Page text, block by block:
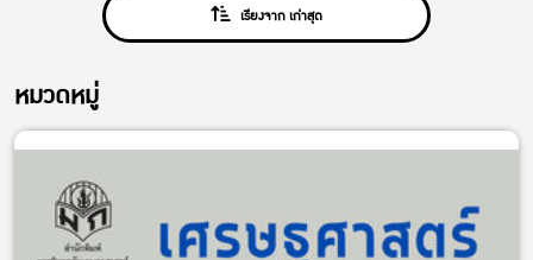
เรียงจาก เก่าสุด
หมวดหมู่